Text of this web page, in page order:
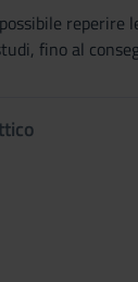
fino al